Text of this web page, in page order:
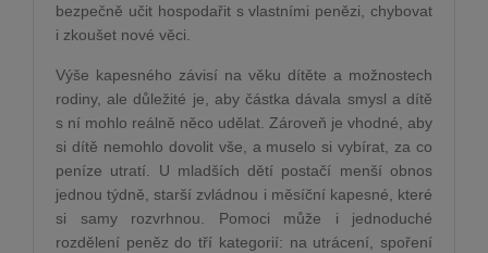
bezpečně učit hospodařit s vlastními penězi, chybovat
i zkoušet nové věci.
Výše kapesného závisí na věku dítěte a možnostech
rodiny, ale důležité je, aby částka dávala smysl a dítě
s ní mohlo reálně něco udělat. Zároveň je vhodné, aby
si dítě nemohlo dovolit vše, a muselo si vybírat, za co
peníze utratí. U mladších dětí postačí menší obnos
jednou týdně, starší zvládnou i měsíční kapesné, které
si samy rozvrhnou. Pomoci může i jednoduché
rozdělení peněz do tří kategorií: na utrácení, spoření